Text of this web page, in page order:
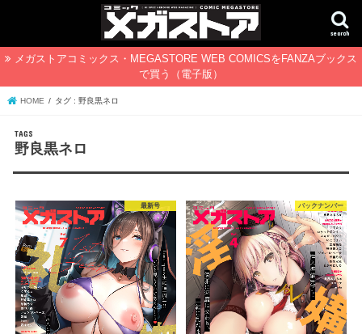
search
メガストアコミックス・MEGASTORE WEB COMICSをFANZAブックス
で買う（電子版）
HOME タグ : 野良黒ネロ
野良黒ネロ
最新号 バックナンバー